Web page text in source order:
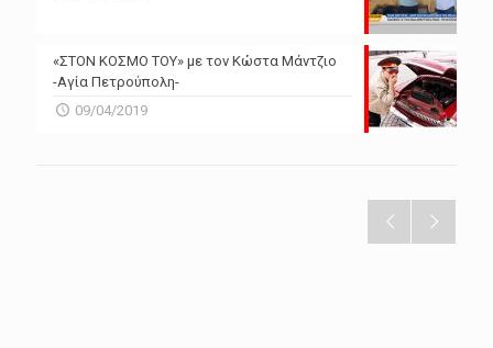
«ΣΤΟΝ ΚΟΣΜΟ ΤΟΥ» με τον Κώστα Μάντζιο
-Αγία Πετρούπολη-
09/04/2019